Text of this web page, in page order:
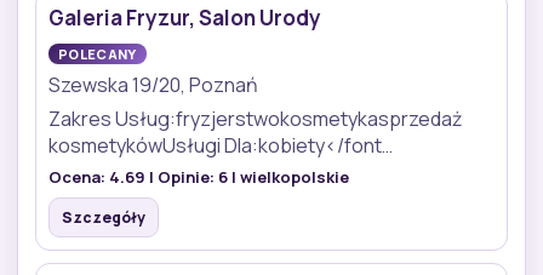
Galeria Fryzur, Salon Urody
POLECANY
Szewska 19/20, Poznań
Zakres Usług:fryzjerstwokosmetykasprzedaż
kosmetykówUsługi Dla:kobiety</font…
Ocena: 4.69 | Opinie: 6 | wielkopolskie
Szczegóły